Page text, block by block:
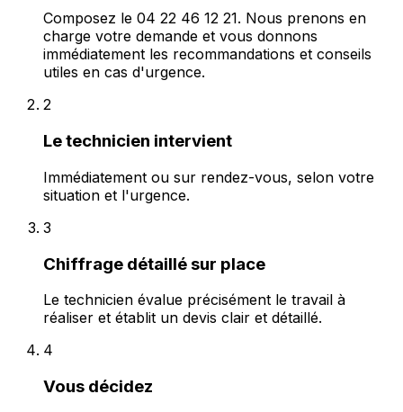
Composez le 04 22 46 12 21. Nous prenons en
charge votre demande et vous donnons
immédiatement les recommandations et conseils
utiles en cas d'urgence.
2
Le technicien intervient
Immédiatement ou sur rendez-vous, selon votre
situation et l'urgence.
3
Chiffrage détaillé sur place
Le technicien évalue précisément le travail à
réaliser et établit un devis clair et détaillé.
4
Vous décidez